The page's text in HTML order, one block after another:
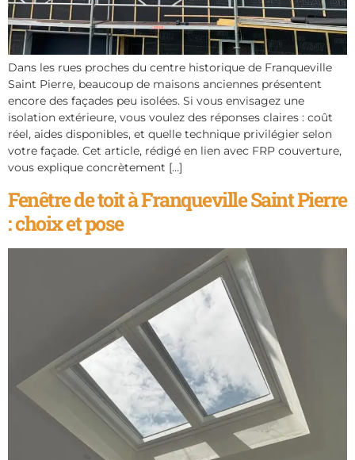
Dans les rues proches du centre historique de Franqueville
Saint Pierre, beaucoup de maisons anciennes présentent
encore des façades peu isolées. Si vous envisagez une
isolation extérieure, vous voulez des réponses claires : coût
réel, aides disponibles, et quelle technique privilégier selon
votre façade. Cet article, rédigé en lien avec FRP couverture,
vous explique concrètement […]
Fenêtre de toit à Franqueville Saint Pierre
: choix et pose